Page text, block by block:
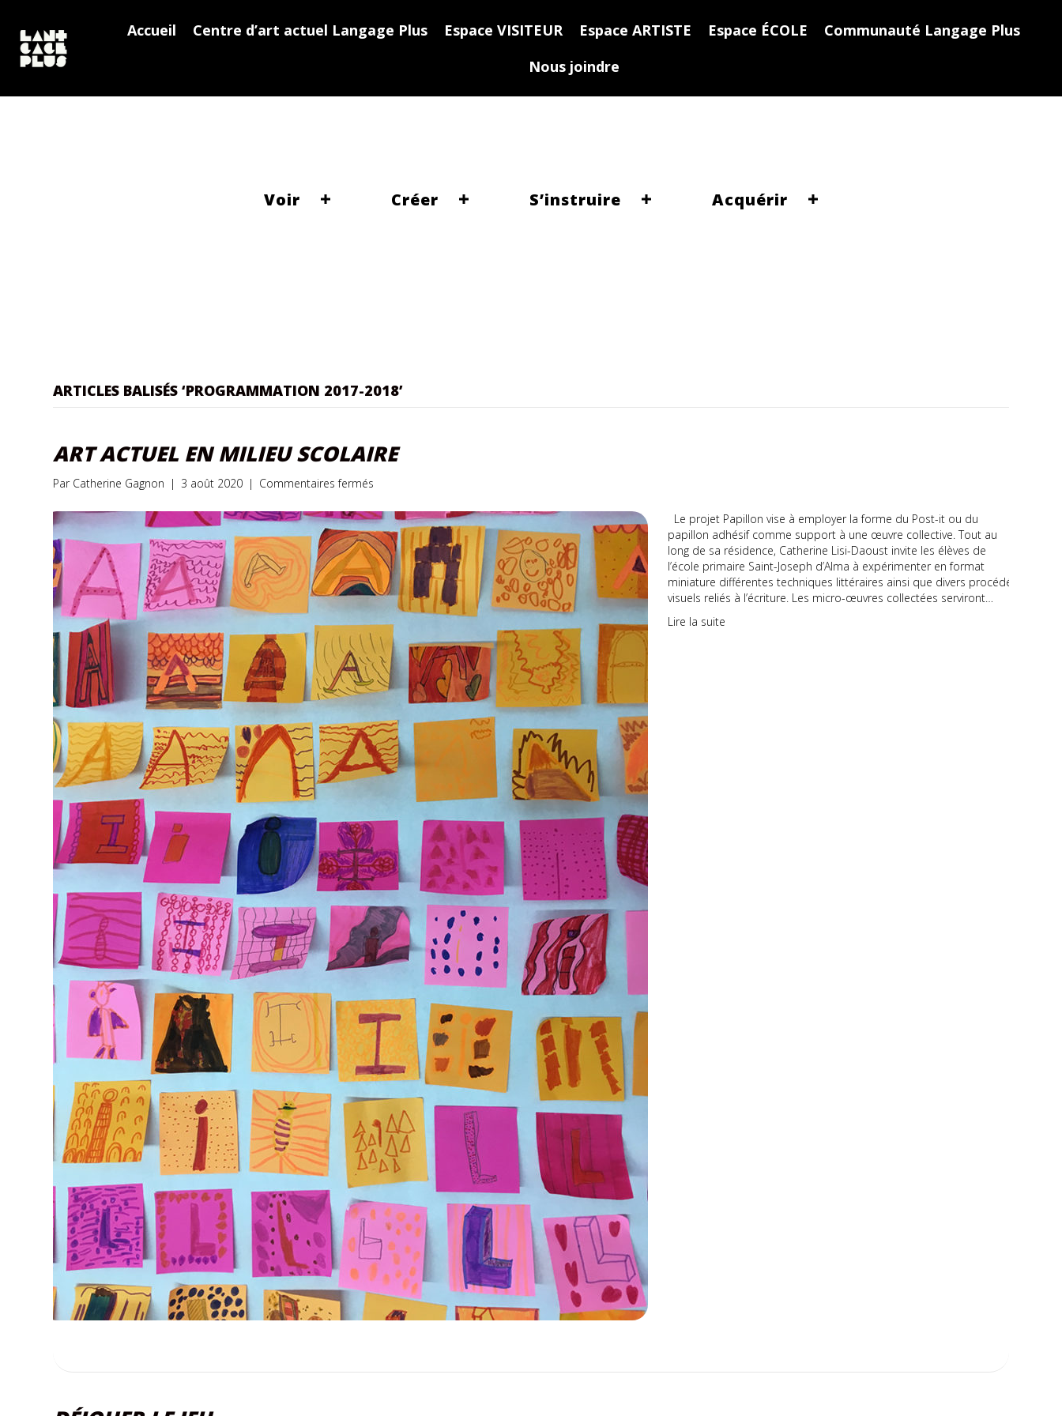
Accueil Centre d’art actuel Langage Plus Espace VISITEUR Espace ARTISTE Espace ÉCOLE
Communauté Langage Plus
Nous joindre
Voir Créer S’instruire Acquérir
ARTICLES BALISÉS ‘PROGRAMMATION 2017-2018’
ART ACTUEL EN MILIEU SCOLAIRE
Par Catherine Gagnon | 3 août 2020 | Commentaires fermés
actuel
en
milieu
scolaire
Le projet Papillon vise à employer la forme du Post-it ou du
papillon adhésif comme support à une œuvre collective. Tout au
long de sa résidence, Catherine Lisi-Daoust invite les élèves de
l’école primaire Saint-Joseph d’Alma à expérimenter en format
miniature différentes techniques littéraires ainsi que divers procédés
visuels reliés à l’écriture. Les micro-œuvres collectées serviront…
Lire la suite